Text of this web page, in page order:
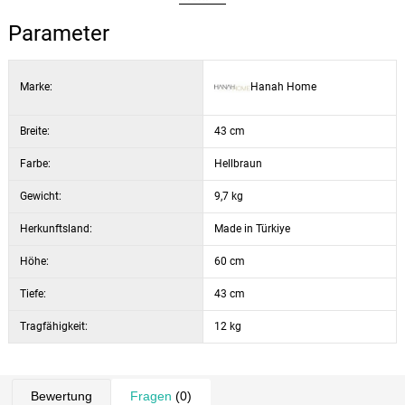
Beine: Metall, elektrostatisch pulverbeschichtet
Breite: 43 cm
Tiefe: 43 cm
Parameter
Marke: Hanah Home
Breite: 43 cm
Farbe: Hellbraun
Gewicht: 9,7 kg
Herkunftsland: Made in Türkiye
Höhe: 60 cm
Tiefe: 43 cm
Tragfähigkeit: 12 kg
Bewertung Fragen (0)